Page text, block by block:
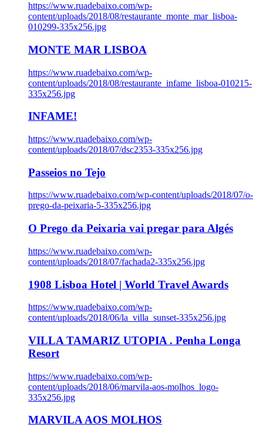
https://www.ruadebaixo.com/wp-
content/uploads/2018/08/restaurante_monte_mar_lisboa-
010299-335x256.jpg
MONTE MAR LISBOA
https://www.ruadebaixo.com/wp-
content/uploads/2018/08/restaurante_infame_lisboa-010215-
335x256.jpg
INFAME!
https://www.ruadebaixo.com/wp-
content/uploads/2018/07/dsc2353-335x256.jpg
Passeios no Tejo
https://www.ruadebaixo.com/wp-content/uploads/2018/07/o-
prego-da-peixaria-5-335x256.jpg
O Prego da Peixaria vai pregar para Algés
https://www.ruadebaixo.com/wp-
content/uploads/2018/07/fachada2-335x256.jpg
1908 Lisboa Hotel | World Travel Awards
https://www.ruadebaixo.com/wp-
content/uploads/2018/06/la_villa_sunset-335x256.jpg
VILLA TAMARIZ UTOPIA . Penha Longa
Resort
https://www.ruadebaixo.com/wp-
content/uploads/2018/06/marvila-aos-molhos_logo-
335x256.jpg
MARVILA AOS MOLHOS